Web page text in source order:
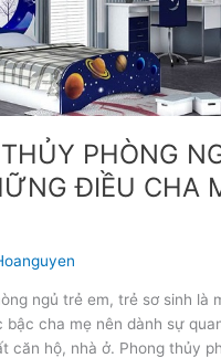
PHÒNG
ĐIỀU CHA
ngủ trẻ em, trẻ sơ sinh là
bậc cha mẹ nên dành sự
căn hộ, nhà ở. Phong thủy